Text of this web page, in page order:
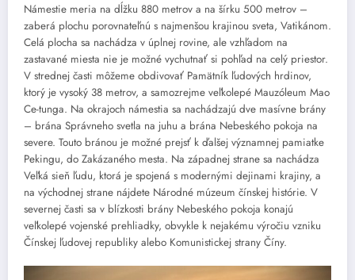
Námestie meria na dĺžku 880 metrov a na šírku 500 metrov –
zaberá plochu porovnateľnú s najmenšou krajinou sveta, Vatikánom.
Celá plocha sa nachádza v úplnej rovine, ale vzhľadom na
zastavané miesta nie je možné vychutnať si pohľad na celý priestor.
V strednej časti môžeme obdivovať Pamätník ľudových hrdinov,
ktorý je vysoký 38 metrov, a samozrejme veľkolepé Mauzóleum Mao
Ce-tunga. Na okrajoch námestia sa nachádzajú dve masívne brány
– brána Správneho svetla na juhu a brána Nebeského pokoja na
severe. Touto bránou je možné prejsť k ďalšej významnej pamiatke
Pekingu, do Zakázaného mesta. Na západnej strane sa nachádza
Veľká sieň ľudu, ktorá je spojená s modernými dejinami krajiny, a
na východnej strane nájdete Národné múzeum čínskej histórie. V
severnej časti sa v blízkosti brány Nebeského pokoja konajú
veľkolepé vojenské prehliadky, obvykle k nejakému výročiu vzniku
Čínskej ľudovej republiky alebo Komunistickej strany Číny.